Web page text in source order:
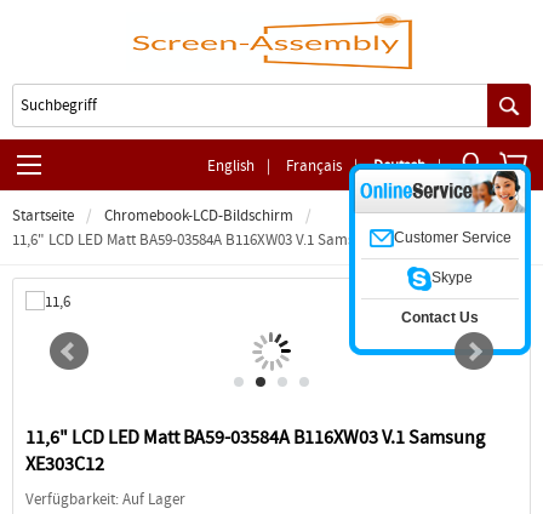
English | Français | Deutsch |
Startseite
Chromebook-LCD-Bildschirm
11,6" LCD LED Matt BA59-03584A B116XW03 V.1 Samsung XE303C12
11,6" LCD LED Matt BA59-03584A B116XW03 V.1 Samsung
XE303C12
Verfügbarkeit: Auf Lager
Customer Service
Skype
Contact Us